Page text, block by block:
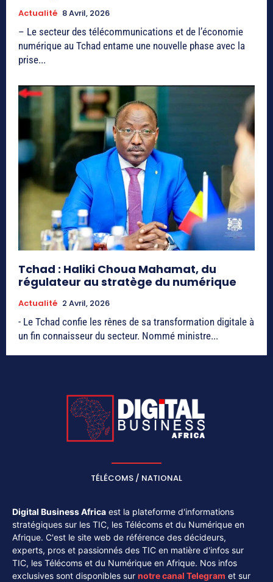
Actualité 8 Avril, 2026
– Le secteur des télécommunications et de l’économie
numérique au Tchad entame une nouvelle phase avec la
prise...
Tchad : Haliki Choua Mahamat, du
régulateur au stratège du numérique
Actualité 2 Avril, 2026
- Le Tchad confie les rênes de sa transformation digitale à
un fin connaisseur du secteur. Nommé ministre...
TÉLÉCOMS / NATIONAL
Digital Business Africa est la plateforme d'informations
stratégiques sur les TIC, les Télécoms et du Numérique en
Afrique. C'est le site web de référence des décideurs,
experts, pros et passionnés des TIC en matière d'infos sur
TIC, les Télécoms et du Numérique en Afrique. Nos infos
exclusives sont disponibles sur notre canal Telegram et sur